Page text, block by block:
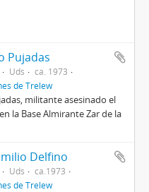
Pujadas
Uds
ca. 1973
de Trelew
militante asesinado el
la Base Almirante Zar de la
Delfino
Uds
ca.1973
de Trelew